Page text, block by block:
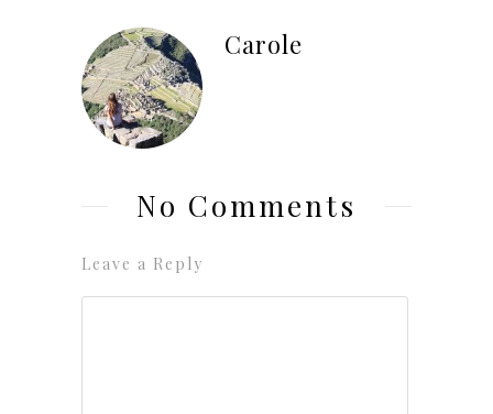
Carole
No Comments
Leave a Reply